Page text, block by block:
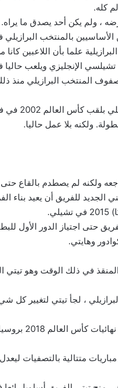
، ولم يكن أحد يصدق ما يراه.
بالمنتخب البرازيلي
علما بأن اللاعبين كانا
عاما/ الذي ترك تشيلسي الإنجليزي
المنتخب البرازيلي منذ
ورغم
ولكنه بلا عمل حاليا.
ولكنه لم يصطدم بالقاع حتى يونيو
الجديد للفريق أن يعيد بناء
حتى اجتياز الدور الأول
وهايتي.
في ذلك الوقت وهو تيتي
، لجأ تيتي لتغيير كل
وكان الفريق
متتالية بالتصفيات